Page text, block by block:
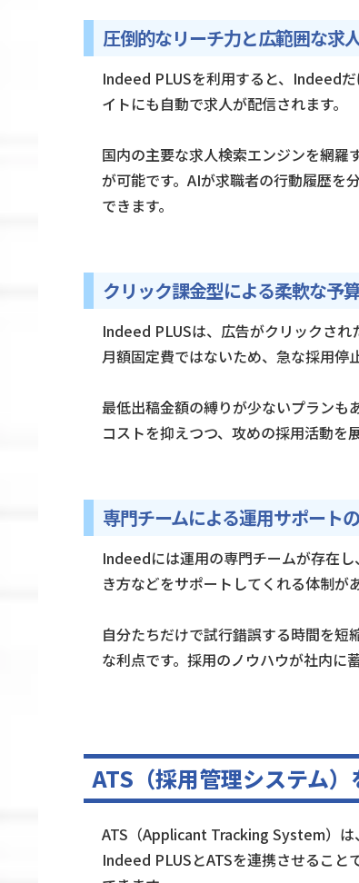
圧倒的なリーチ力と広範囲な求
Indeed PLUSを利用すると、Indeed
イトにも自動で求人が配信されます。
国内の主要な求人検索エンジンを網羅
が可能です。AIが求職者の行動履歴を
できます。
クリック課金型による柔軟な予
Indeed PLUSは、広告がクリックされ
月額固定費ではないため、急な採用停
最低出稿金額の縛りが少ないプランも
コストを抑えつつ、攻めの採用活動を
専門チームによる運用サポート
Indeedには運用の専門チームが存在
き方などをサポートしてくれる体制が
自分たちだけで試行錯誤する時間を短
な利点です。採用のノウハウが社内に
ATS（採用管理システム
ATS（Applicant Tracking System）は
Indeed PLUSとATSを連携させること